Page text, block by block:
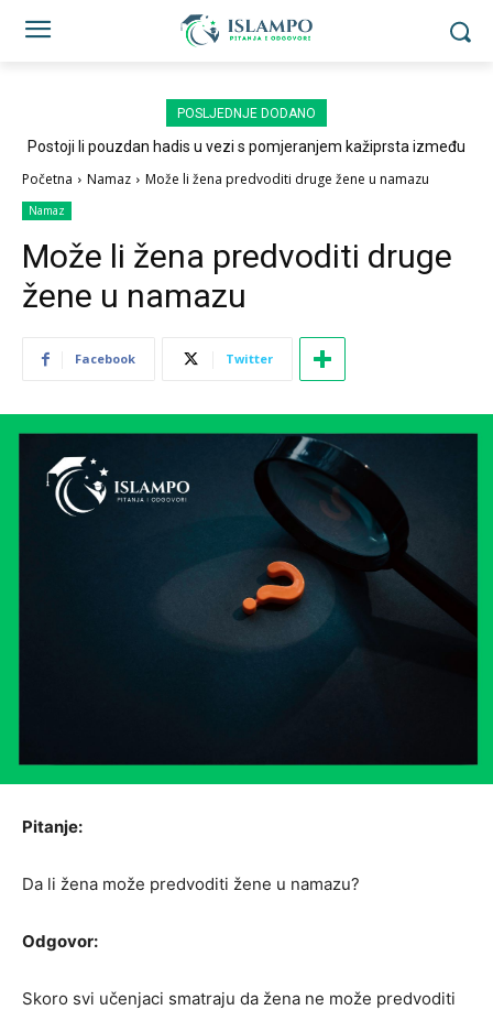
POSLJEDNJE DODANO
Postoji li pouzdan hadis u vezi s pomjeranjem kažiprsta između
Početna Namaz Može li žena predvoditi druge žene u namazu
Namaz
Može li žena predvoditi druge
žene u namazu
Facebook Twitter
Pitanje:
Da li žena može predvoditi žene u namazu?
Odgovor:
Skoro svi učenjaci smatraju da žena ne može predvoditi